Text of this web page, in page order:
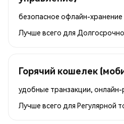
безопасное офлайн-
Лучше всего для
Горячий кошелек
удобные транзакции, онлайн-
Лучше всего для Регулярной